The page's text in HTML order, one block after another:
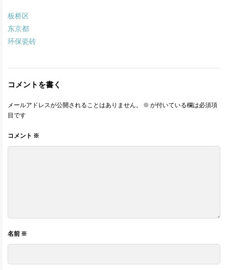
板桥区
东京都
环保瓷砖
コメントを書く
メールアドレスが公開されることはありません。 ※ が付いている欄は必須項
目です
コメント ※
名前 ※